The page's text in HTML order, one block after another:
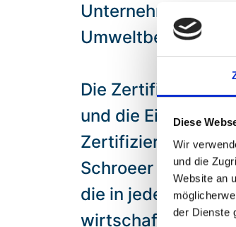
Diese
Wir
und die
Website an
der Dienste
Unternehmens
Die Zertifizierung
und die
Schroeer von
die in jedem
wirtschaftliches